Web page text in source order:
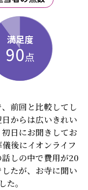
満足度
90点
前回と比較してし
からは広いきれい
日にお聞きしてお
後にイオンライフ
しの中で費用が20
たが、お寺に聞い
。